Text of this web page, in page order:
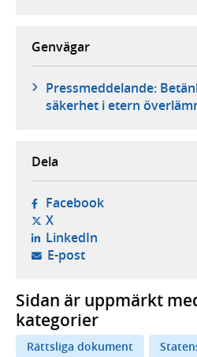
Genvägar
Pressmeddelande:
säkerhet i etern
Dela
Facebook- öppnas i ny
X- öppnas i ny flik, extern
LinkedIn- öppnas i ny
E-post- öppnar din e-
Sidan är uppmärkt
kategorier
Rättsliga dokument